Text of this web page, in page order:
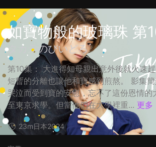
如寶物般的玻璃珠 第
タカラのびいどろ
第10集： 大進得知母親出意外後就火速
短暫的分離也讓他和寶感到煎熬。 影集
哭泣而受到寶的安慰，忘不了這份恩情的
至東京求學。但當他們在大學裡重... 更多
23m日本2024